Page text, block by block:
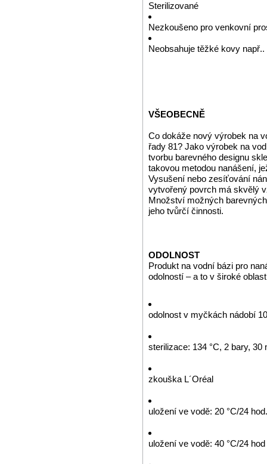
Sterilizované
Nezkoušeno pro venkovní
Neobsahuje těžké kovy
VŠEOBECNĚ
Co dokáže nový výrobek na
řady 81? Jako výrobek na
tvorbu barevného designu
takovou metodou nanášení,
Vysušení nebo zesíťování
vytvořený povrch má skvělý
Množství možných
jeho tvůrčí činnosti.
ODOLNOST
Produkt na vodní bázi pro
odolností – a to v široké
odolnost v myčkách nádobí
sterilizace: 134 °C, 2 bary, 30
zkouška L´Oréal
uložení ve vodě: 20 °C/24 hod.
uložení ve vodě: 40 °C/24 hod